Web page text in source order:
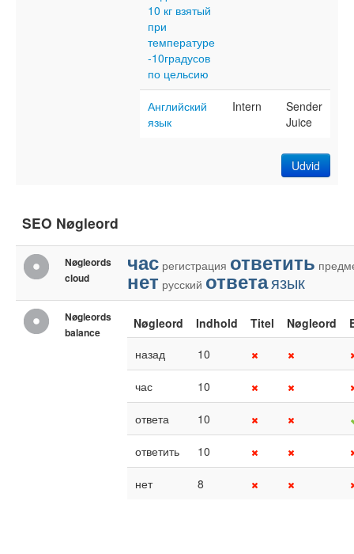
10 кг взятый
при
температуре
-10градусов
по цельсию​
Английский
язык
Intern
Sender
Juice
Udvid
SEO Nøgleord
Nøgleords
cloud
час регистрация ответить
нет русский ответаязык
Nøgleords
balance
Nøgleord Indhold Titel Nøgleord
назад
10
час 10
ответа 10
ответить 10
нет 8